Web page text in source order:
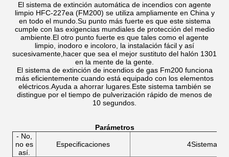
El sistema de extinción automática de incendios con agente
limpio HFC-227ea (FM200) se utiliza ampliamente en China y
en todo el mundo.Su punto más fuerte es que este sistema
cumple con las exigencias mundiales de protección del medio
ambiente.El otro punto fuerte es que tales como el agente
limpio, inodoro e incoloro, la instalación fácil y así
sucesivamente,hacer que sea el mejor sustituto del halón 1301
en la mente de la gente.
El sistema de extinción de incendios de gas Fm200 funciona
más eficientemente cuando está equipado con los elementos
eléctricos.Ayuda a ahorrar lugares.Este sistema también se
distingue por el tiempo de pulverización rápido de menos de
10 segundos.
Parámetros
- No,
no es
así.
Especificaciones 4Sistema